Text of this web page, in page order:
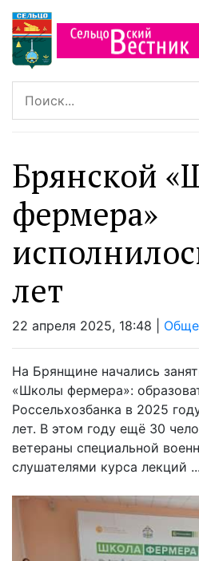
Брянской
фермера»
лет
22 апреля 2025, 18:48 |
На Брянщине начались
«Школы фермера»:
Россельхозбанка в 2025
лет. В этом году ещё 30
ветераны специальной
слушателями курса лекций ...